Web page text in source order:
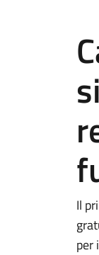
Il
per